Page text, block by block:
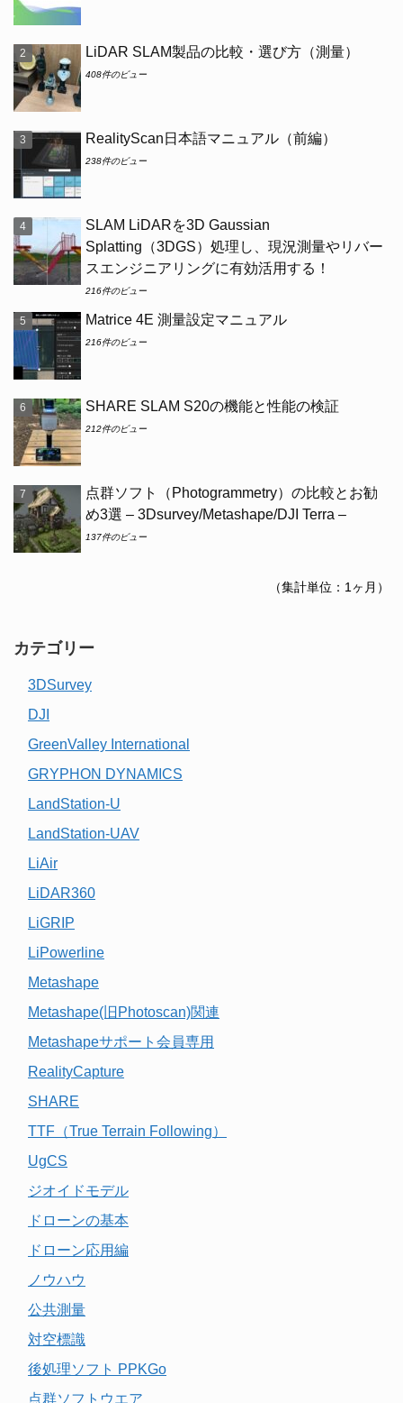
LiDAR SLAM製品の比較・選び方（測量）
408件のビュー
RealityScan日本語マニュアル（前編）
238件のビュー
SLAM LiDARを3D Gaussian
Splatting（3DGS）処理し、現況測量やリバー
スエンジニアリングに有効活用する！
216件のビュー
Matrice 4E 測量設定マニュアル
216件のビュー
SHARE SLAM S20の機能と性能の検証
212件のビュー
点群ソフト（Photogrammetry）の比較とお勧
め3選 – 3Dsurvey/Metashape/DJI Terra –
137件のビュー
（集計単位：1ヶ月）
カテゴリー
3DSurvey
DJI
GreenValley International
GRYPHON DYNAMICS
LandStation-U
LandStation-UAV
LiAir
LiDAR360
LiGRIP
LiPowerline
Metashape
Metashape(旧Photoscan)関連
Metashapeサポート会員専用
RealityCapture
SHARE
TTF（True Terrain Following）
UgCS
ジオイドモデル
ドローンの基本
ドローン応用編
ノウハウ
公共測量
対空標識
後処理ソフト PPKGo
点群ソフトウエア